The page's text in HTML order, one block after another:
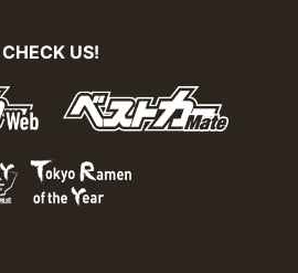
CHECK US!